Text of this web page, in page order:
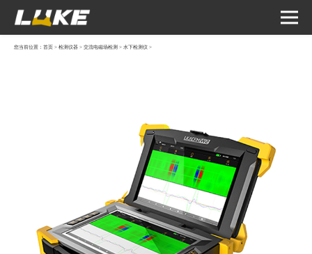
您当前位置： 首页 > 检测仪器 > 交流电磁场检测 > 水下检测仪 >